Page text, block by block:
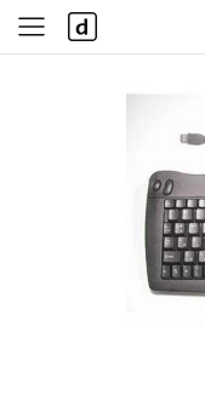
사
이
다
나
와